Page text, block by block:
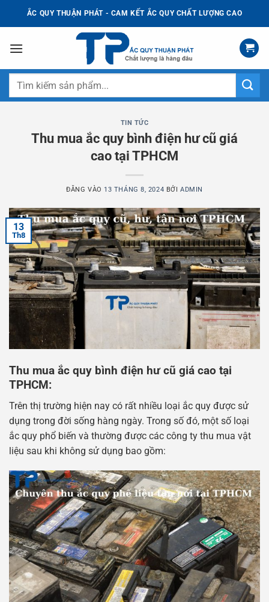
dung
ẮC QUY THUẬN PHÁT - CAM KẾT ẮC QUY CHẤT LƯỢNG CAO
Tìm
TIN TỨC
Thu mua ắc quy bình điện hư cũ giá
cao tại TPHCM
ĐĂNG VÀO 13 THÁNG 8, 2024 BỞI ADMIN
13
Th8
Thu mua ắc quy bình điện hư cũ giá cao tại
TPHCM:
Trên thị trường hiện nay có rất nhiều loại ắc quy được sử
dụng trong đời sống hàng ngày. Trong số đó, một số loại
ắc quy phổ biến và thường được các công ty thu mua vật
liệu sau khi không sử dụng bao gồm: